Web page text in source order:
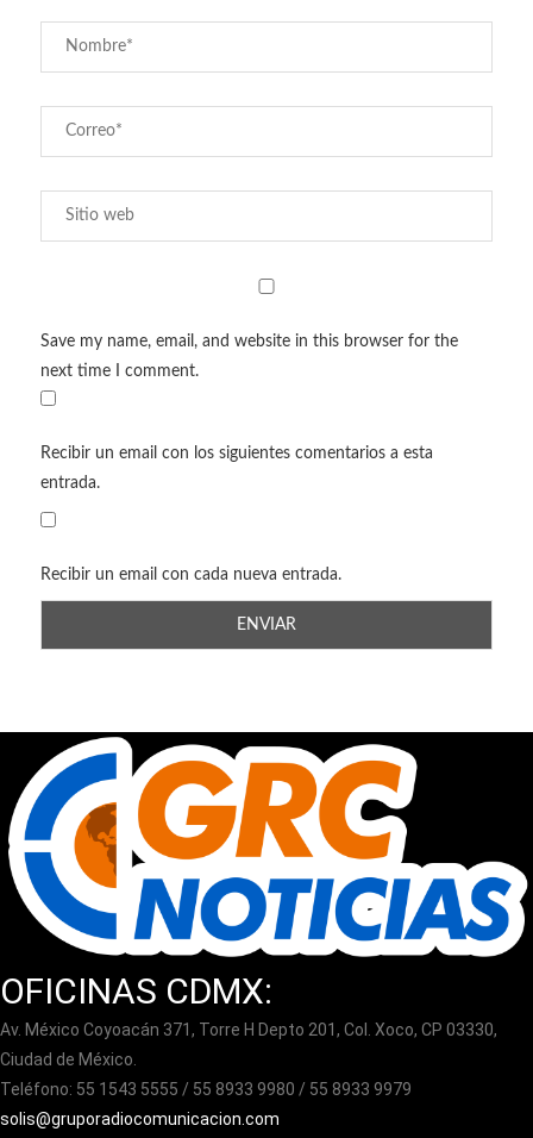
Save my name, email, and website in this browser for the
next time I comment.
Recibir un email con los siguientes comentarios a esta
entrada.
Recibir un email con cada nueva entrada.
OFICINAS CDMX:
Av. México Coyoacán 371, Torre H Depto 201, Col. Xoco, CP 03330,
Ciudad de México.
Teléfono: 55 1543 5555 / 55 8933 9980 / 55 8933 9979
solis@gruporadiocomunicacion.com